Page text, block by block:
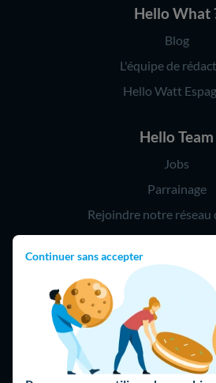
Continuer sans accepter
Hello What
Blog
L'équipe de
Hello Watt
Hello Team
Jobs
Parrainage
Rejoindre notre réseau
09 75 18 60 60
75018 Paris